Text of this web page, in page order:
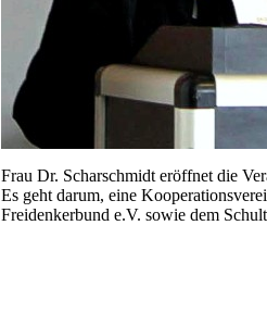
Frau Dr. Scharschmidt eröffnet die
Es geht darum, eine
Freidenkerbund e.V. sowie dem